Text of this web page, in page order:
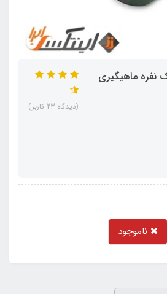
نفره ماهیگیری
(دیدگاه 23 کاربر)
ناموجود